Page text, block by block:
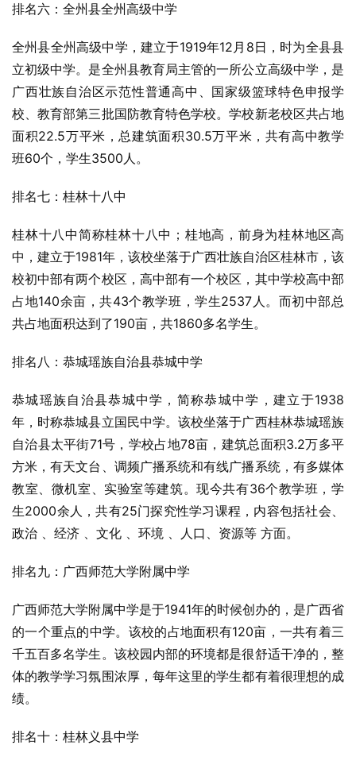
排名六：全州县全州高级中学
全州县全州高级中学，建立于1919年12月8日，时为全县县
立初级中学。是全州县教育局主管的一所公立高级中学，是
广西壮族自治区示范性普通高中、国家级篮球特色申报学
校、教育部第三批国防教育特色学校。学校新老校区共占地
面积22.5万平米，总建筑面积30.5万平米，共有高中教学
班60个，学生3500人。
排名七：桂林十八中
桂林十八中简称桂林十八中；桂地高，前身为桂林地区高
中，建立于1981年，该校坐落于广西壮族自治区桂林市，该
校初中部有两个校区，高中部有一个校区，其中学校高中部
占地140余亩，共43个教学班，学生2537人。而初中部总
共占地面积达到了190亩，共1860多名学生。
排名八：恭城瑶族自治县恭城中学
恭城瑶族自治县恭城中学，简称恭城中学，建立于1938
年，时称恭城县立国民中学。该校坐落于广西桂林恭城瑶族
自治县太平街71号，学校占地78亩，建筑总面积3.2万多平
方米，有天文台 、调频广播系统和有线广播系统，有多媒体
教室、微机室、实验室等建筑。现今共有36个教学班，学
生2000余人，共有25门探究性学习课程，内容包括社会、
政治 、经济 、文化 、环境 、人口、资源等 方面。
排名九：广西师范大学附属中学
广西师范大学附属中学是于1941年的时候创办的，是广西省
的一个重点的中学。该校的占地面积有120亩，一共有着三
千五百多名学生。该校园内部的环境都是很舒适干净的，整
体的教学学习氛围浓厚，每年这里的学生都有着很理想的成
绩。
排名十：桂林义县中学